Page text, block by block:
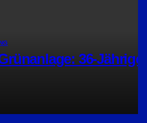
36-Jähriger